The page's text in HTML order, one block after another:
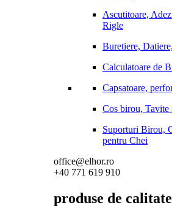
Ascutitoare,
Rigle
Buretiere,
Calculatoare de
Capsatoare,
Cos birou, Tavite
Suporturi Birou,
pentru Chei
office@elhor.ro
+40 771 619 910
produse de calitate